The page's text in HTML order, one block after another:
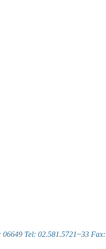
Tel: 02.581.5721~33 Fax: